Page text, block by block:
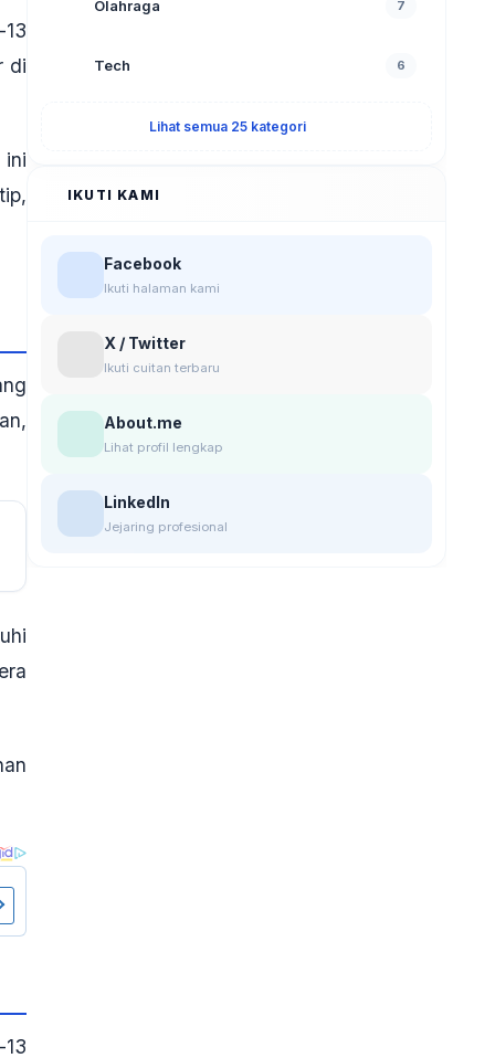
di
Olahraga 7
Tech 6
Lihat semua 25 kategori
IKUTI KAMI
Facebook
Ikuti halaman kami
X / Twitter
Ikuti cuitan terbaru
About.me
Lihat profil lengkap
LinkedIn
Jejaring profesional